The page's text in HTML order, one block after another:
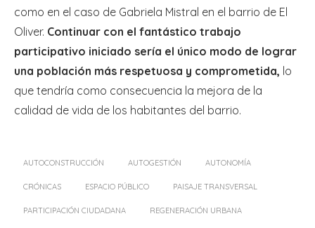
como en el caso de Gabriela Mistral en el barrio de El
Oliver. Continuar con el fantástico trabajo
participativo iniciado sería el único modo de lograr
una población más respetuosa y comprometida, lo
que tendría como consecuencia la mejora de la
calidad de vida de los habitantes del barrio.
AUTOCONSTRUCCIÓN AUTOGESTIÓN AUTONOMÍA
CRÓNICAS ESPACIO PÚBLICO PAISAJE TRANSVERSAL
PARTICIPACIÓN CIUDADANA REGENERACIÓN URBANA